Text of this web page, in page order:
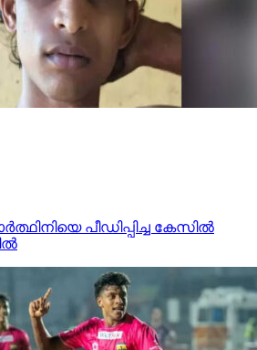
പീഡിപ്പിച്ച കേസില്‍